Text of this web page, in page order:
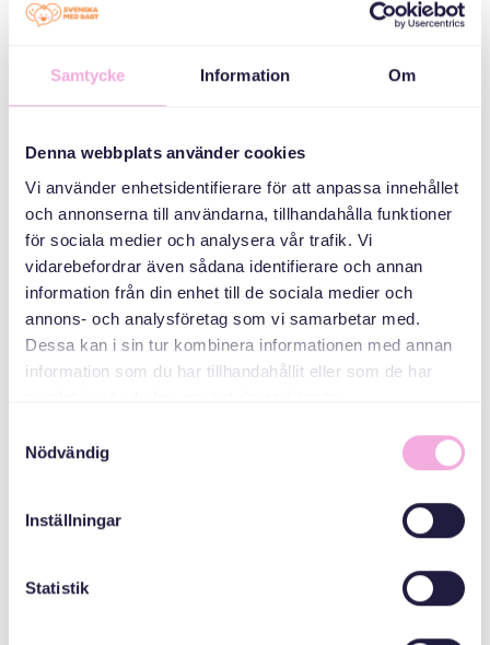
Samtycke Information Om
Denna webbplats använder cookies
Vi använder enhetsidentifierare för att anpassa innehållet
och annonserna till användarna, tillhandahålla funktioner
för sociala medier och analysera vår trafik. Vi
vidarebefordrar även sådana identifierare och annan
information från din enhet till de sociala medier och
annons- och analysföretag som vi samarbetar med.
Dessa kan i sin tur kombinera informationen med annan
information som du har tillhandahållit eller som de har
Nödvändig
Inställningar
Statistik
Årsredovisning 2020
Läs PDF